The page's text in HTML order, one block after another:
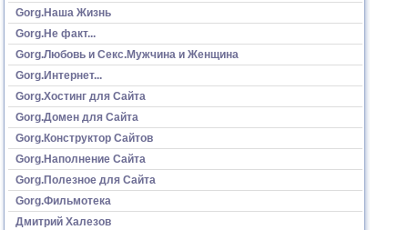
Gorg.Наша Жизнь
Gorg.Не факт...
Gorg.Любовь и Секс.Мужчина и Женщина
Gorg.Интернет...
Gorg.Хостинг для Сайта
Gorg.Домен для Сайта
Gorg.Конструктор Сайтов
Gorg.Наполнение Сайта
Gorg.Полезное для Сайта
Gorg.Фильмотека
Дмитрий Халезов